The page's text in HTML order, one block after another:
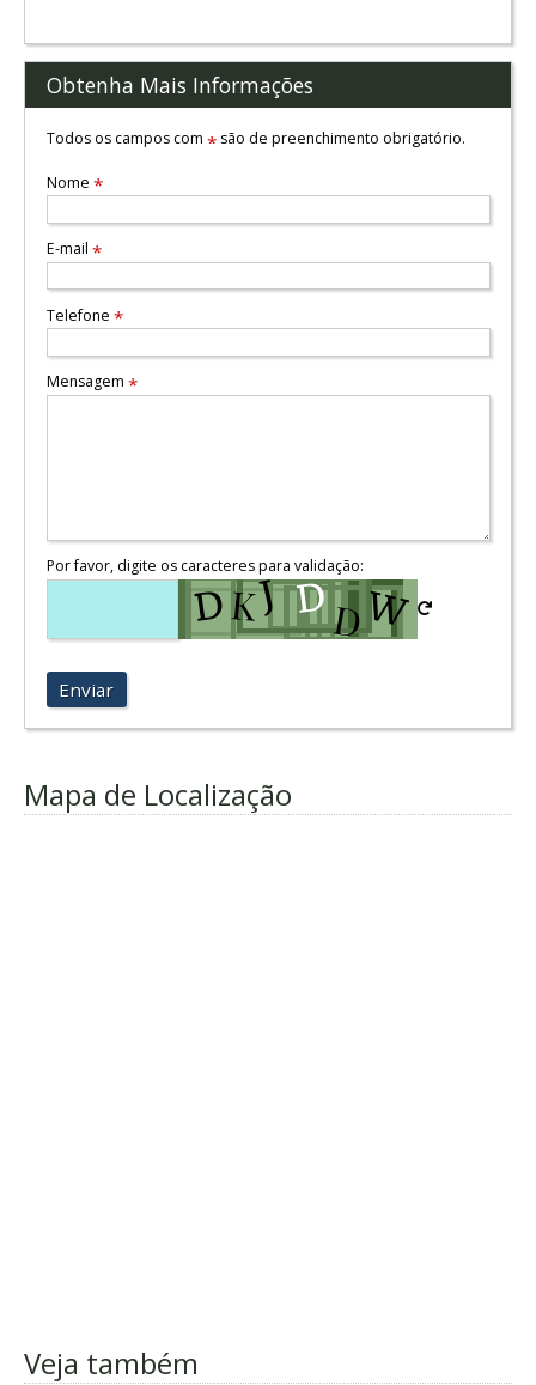
Obtenha Mais Informações
Todos os campos com *são de preenchimento obrigatório.
Nome *
E-mail *
Telefone *
Mensagem *
Por favor, digite os caracteres para validação:
Enviar
Mapa de Localização
Veja também